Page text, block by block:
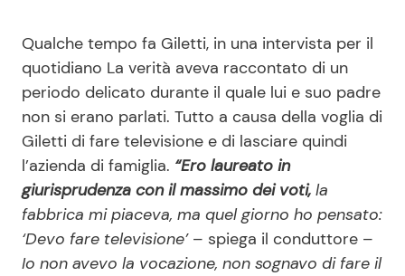
Qualche tempo fa Giletti, in una intervista per il
quotidiano La verità aveva raccontato di un
periodo delicato durante il quale lui e suo padre
non si erano parlati. Tutto a causa della voglia di
Giletti di fare televisione e di lasciare quindi
l’azienda di famiglia. “Ero laureato in
giurisprudenza con il massimo dei voti, la
fabbrica mi piaceva, ma quel giorno ho pensato:
‘Devo fare televisione’ – spiega il conduttore –
Io non avevo la vocazione, non sognavo di fare il